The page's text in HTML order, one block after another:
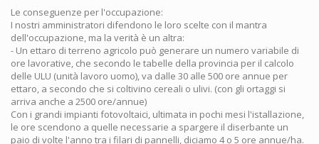
Le conseguenze per l'occupazione:
I nostri amministratori difendono le loro scelte con il mantra
dell'occupazione, ma la verità è un altra:
- Un ettaro di terreno agricolo può generare un numero variabile di
ore lavorative, che secondo le tabelle della provincia per il calcolo
delle ULU (unità lavoro uomo), va dalle 30 alle 500 ore annue per
ettaro, a secondo che si coltivino cereali o ulivi. (con gli ortaggi si
arriva anche a 2500 ore/annue)
Con i grandi impianti fotovoltaici, ultimata in pochi mesi l'istallazione,
le ore scendono a quelle necessarie a spargere il diserbante un
paio di volte l'anno tra i filari di pannelli, diciamo 4 o 5 ore annue/ha.